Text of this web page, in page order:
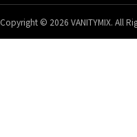
Copyright © 2026 VANITYMIX. All